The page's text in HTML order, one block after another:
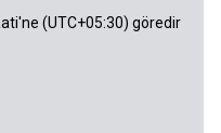
(UTC+05:30) göredir